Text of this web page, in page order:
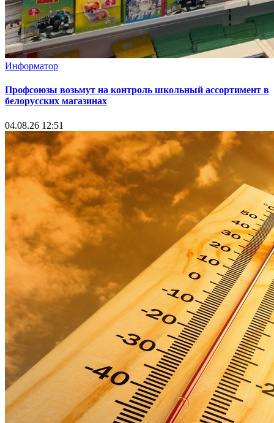
Информатор
Профсоюзы возьмут на контроль школьный ассортимент в
белорусских магазинах
04.08.26 12:51